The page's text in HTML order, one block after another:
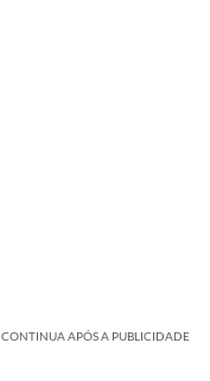
CONTINUA APÓS A PUBLICIDADE